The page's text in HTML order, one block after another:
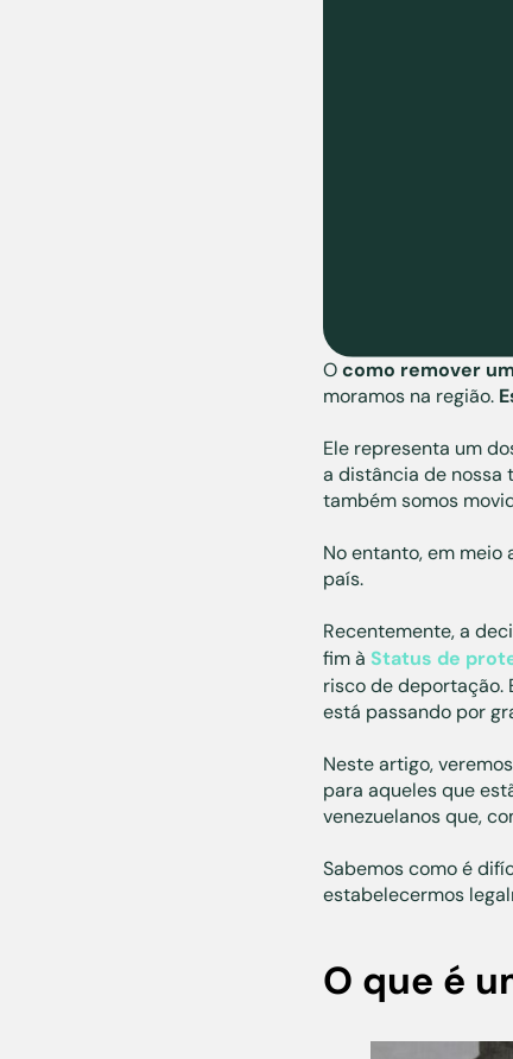
Ocomo remover
moramos na região.
Ele representa um
a distância de nossa
também somos
No entanto, em meio
país.
Recentemente, a
fim à Status de
risco de deportação.
está passando por
Neste artigo, veremos
para aqueles que
venezuelanos que,
Sabemos como é
estabelecermos
O que é